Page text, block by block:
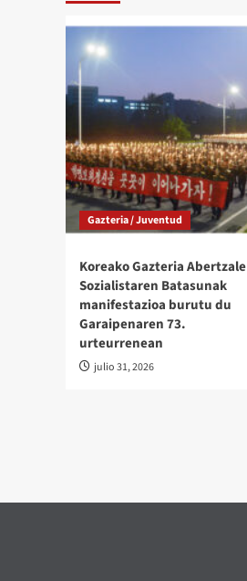
Gazteria / Juventud
Koreako Gazteria Abertzale
Sozialistaren Batasunak
manifestazioa burutu du
Garaipenaren 73.
urteurrenean
julio 31, 2026